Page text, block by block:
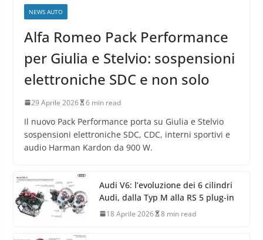
NEWS AUTO
Alfa Romeo Pack Performance
per Giulia e Stelvio: sospensioni
elettroniche SDC e non solo
29 Aprile 2026 6 min read
Il nuovo Pack Performance porta su Giulia e Stelvio
sospensioni elettroniche SDC, CDC, interni sportivi e
audio Harman Kardon da 900 W.
Audi V6: l’evoluzione dei 6 cilindri
Audi, dalla Typ M alla RS 5 plug-in
18 Aprile 2026 8 min read